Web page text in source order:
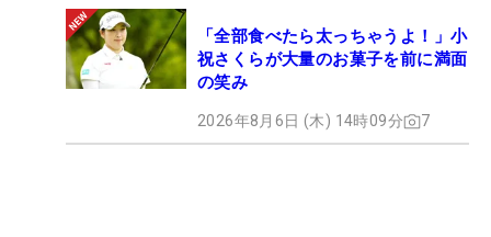
「全部食べたら太っちゃうよ！」小
祝さくらが大量のお菓子を前に満面
の笑み
2026年8月6日 (木) 14時09分 7